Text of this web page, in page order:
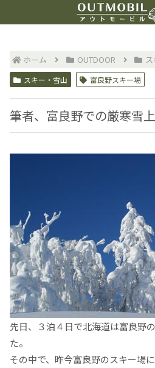
ホーム OUTDOOR
スキー・雪山 富良野スキー場
筆者、富良野での厳寒雪
先日、３泊４日で北海道は富良野
た。
その中で、昨今富良野のスキー場